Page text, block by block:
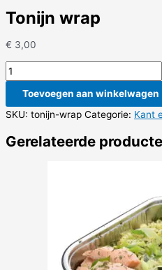
Tonijn wrap
€ 3,00
Tonijn
wrap
aantalToevoegen aan winkelwagen
SKU: tonijn-wrap Categorie: Kant
Gerelateerde